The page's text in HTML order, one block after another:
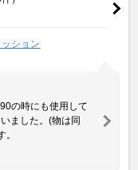
ッション
の時にも使用して
ました。(物は同